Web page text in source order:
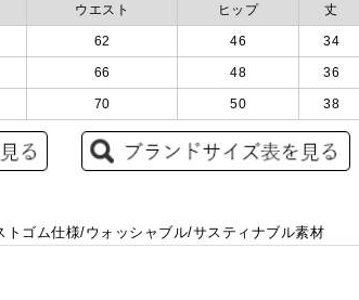
ウエスト ヒップ 丈
62 46 34
66 48 36
70 50 38
ゴム仕様/ウォッシャブル/サスティナブル素材